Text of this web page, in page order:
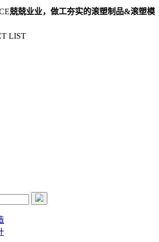
兢兢业业，做工夯实的滚塑制品&滚塑模
LIST